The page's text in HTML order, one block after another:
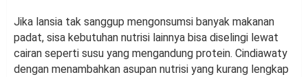
Jika lansia tak sanggup mengonsumsi banyak makanan
padat, sisa kebutuhan nutrisi lainnya bisa diselingi lewat
cairan seperti susu yang mengandung protein. Cindiawaty
dengan menambahkan asupan nutrisi yang kurang lengkap